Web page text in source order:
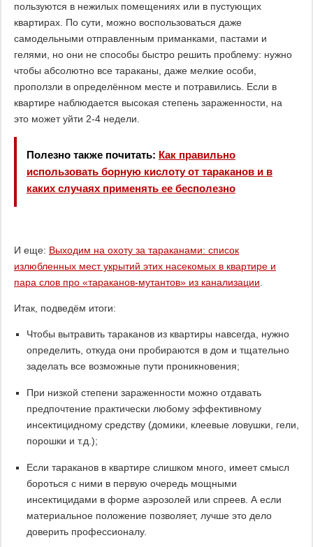
пользуются в нежилых помещениях или в пустующих
квартирах. По сути, можно воспользоваться даже
самодельными отправленным приманками, пастами и
гелями, но они не способы быстро решить проблему: нужно
чтобы абсолютно все тараканы, даже мелкие особи,
проползли в определённом месте и потравились. Если в
квартире наблюдается высокая степень зараженности, на
это может уйти 2-4 недели.
Полезно также почитать: Как правильно
использовать борную кислоту от тараканов и в
каких случаях применять ее бесполезно
И еще: Выходим на охоту за тараканами: список
излюбленных мест укрытий этих насекомых в квартире и
пара слов про «тараканов-мутантов» из канализации
Итак, подведём итоги:
Чтобы вытравить тараканов из квартиры навсегда, нужно
определить, откуда они пробираются в дом и тщательно
заделать все возможные пути проникновения;
При низкой степени зараженности можно отдавать
предпочтение практически любому эффективному
инсектицидному средству (домики, клеевые ловушки, гели,
порошки и т.д.);
Если тараканов в квартире слишком много, имеет смысл
бороться с ними в первую очередь мощными
инсектицидами в форме аэрозолей или спреев. А если
материальное положение позволяет, лучше это дело
доверить профессионалу.